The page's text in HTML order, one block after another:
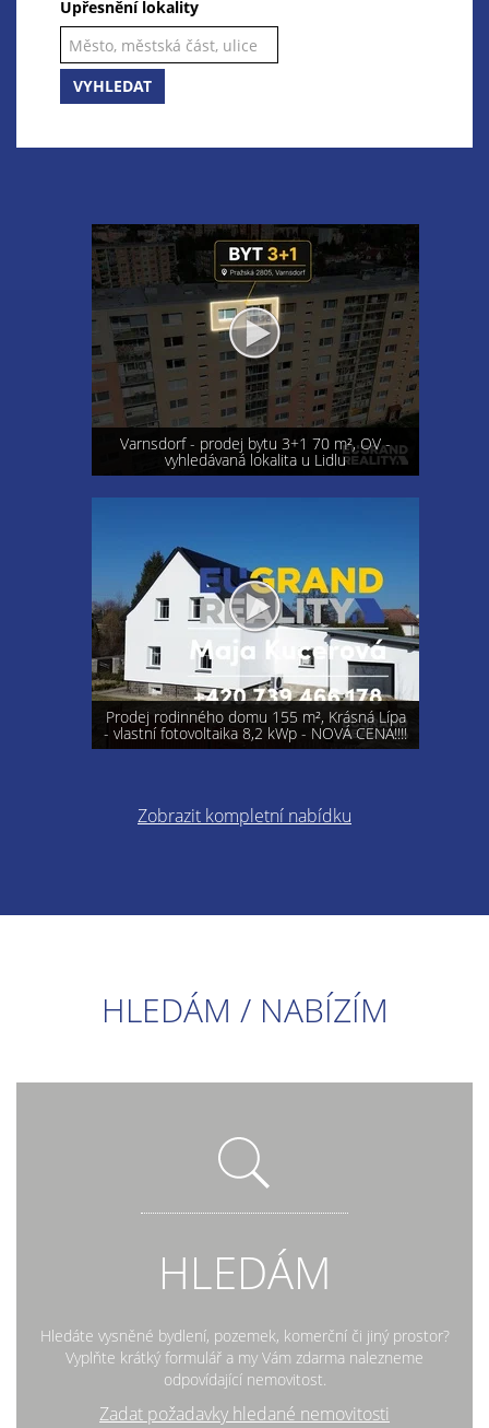
Upřesnění lokality
VYHLEDAT
Varnsdorf - prodej bytu 3+1 70 m², OV -
vyhledávaná lokalita u Lidlu
Prodej rodinného domu 155 m², Krásná Lípa
- vlastní fotovoltaika 8,2 kWp - NOVÁ CENA!!!!
Zobrazit kompletní nabídku
HLEDÁM / NABÍZÍM
HLEDÁM
Hledáte vysněné bydlení, pozemek, komerční či jiný prostor?
Vyplňte krátký formulář a my Vám zdarma nalezneme
odpovídající nemovitost.
Zadat požadavky hledané nemovitosti